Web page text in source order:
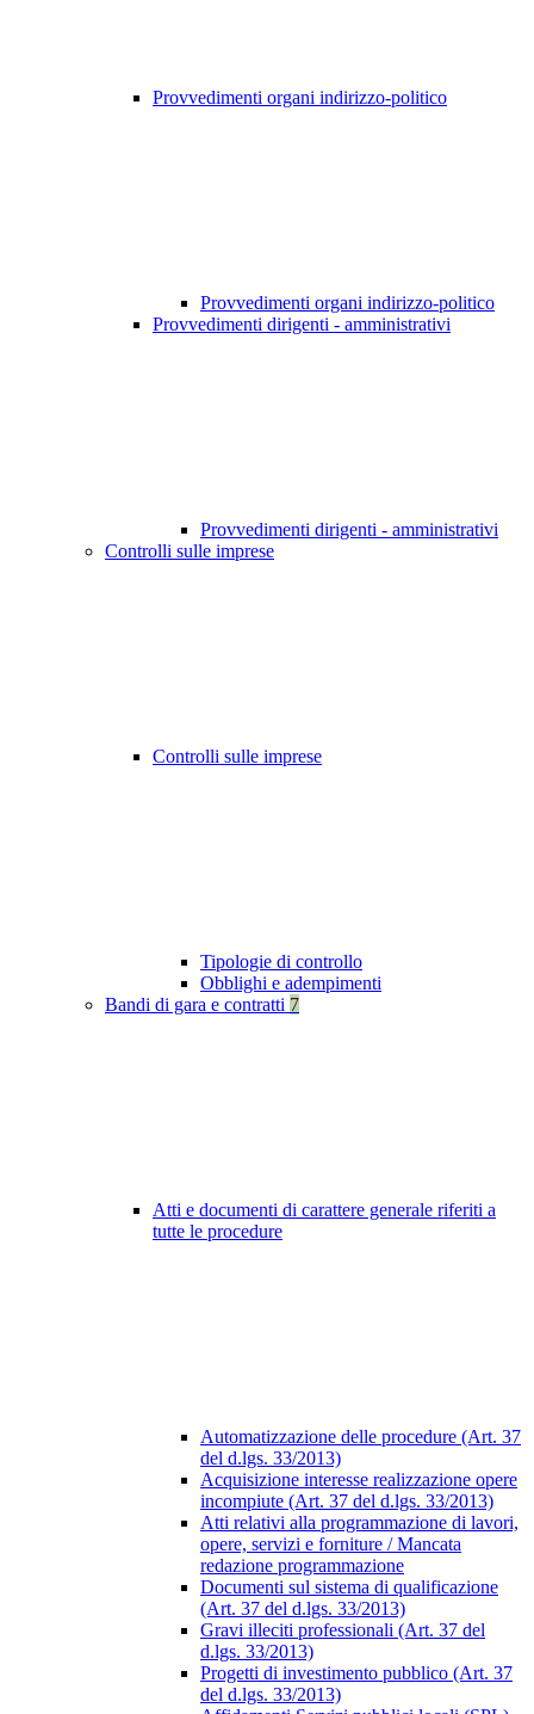
Provvedimenti organi indirizzo-politico
Provvedimenti organi indirizzo-politico
Provvedimenti dirigenti - amministrativi
Provvedimenti dirigenti - amministrativi
Controlli sulle imprese
Controlli sulle imprese
Tipologie di controllo
Obblighi e adempimenti
Bandi di gara e contratti 7
Atti e documenti di carattere generale riferiti a
tutte le procedure
Automatizzazione delle procedure (Art. 37
del d.lgs. 33/2013)
Acquisizione interesse realizzazione opere
incompiute (Art. 37 del d.lgs. 33/2013)
Atti relativi alla programmazione di lavori,
opere, servizi e forniture / Mancata
redazione programmazione
Documenti sul sistema di qualificazione
(Art. 37 del d.lgs. 33/2013)
Gravi illeciti professionali (Art. 37 del
d.lgs. 33/2013)
Progetti di investimento pubblico (Art. 37
del d.lgs. 33/2013)